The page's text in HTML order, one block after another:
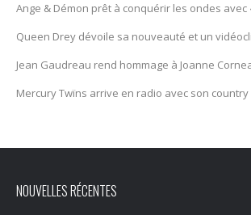
Ange & Démon prêt à conquérir les ondes avec
Queen Drey dévoile sa nouveauté et un
Jean Gaudreau rend hommage à Joanne
Mercury Twïns arrive en radio avec son country
NOUVELLES RÉCENTES